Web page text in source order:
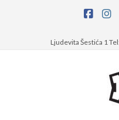
Ljudevita Šestića 1